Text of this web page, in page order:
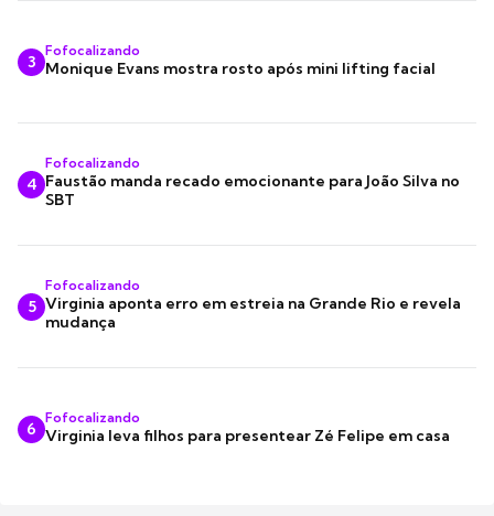
3
Fofocalizando
Monique Evans mostra rosto após mini lifting facial
4
Fofocalizando
Faustão manda recado emocionante para João Silva no
SBT
5
Fofocalizando
Virginia aponta erro em estreia na Grande Rio e revela
mudança
6
Fofocalizando
Virginia leva filhos para presentear Zé Felipe em casa